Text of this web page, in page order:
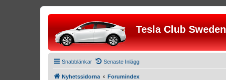
Tesla Club Sweden
Snabblänkar Senaste Inlägg
Nyhetssidorna Forumindex